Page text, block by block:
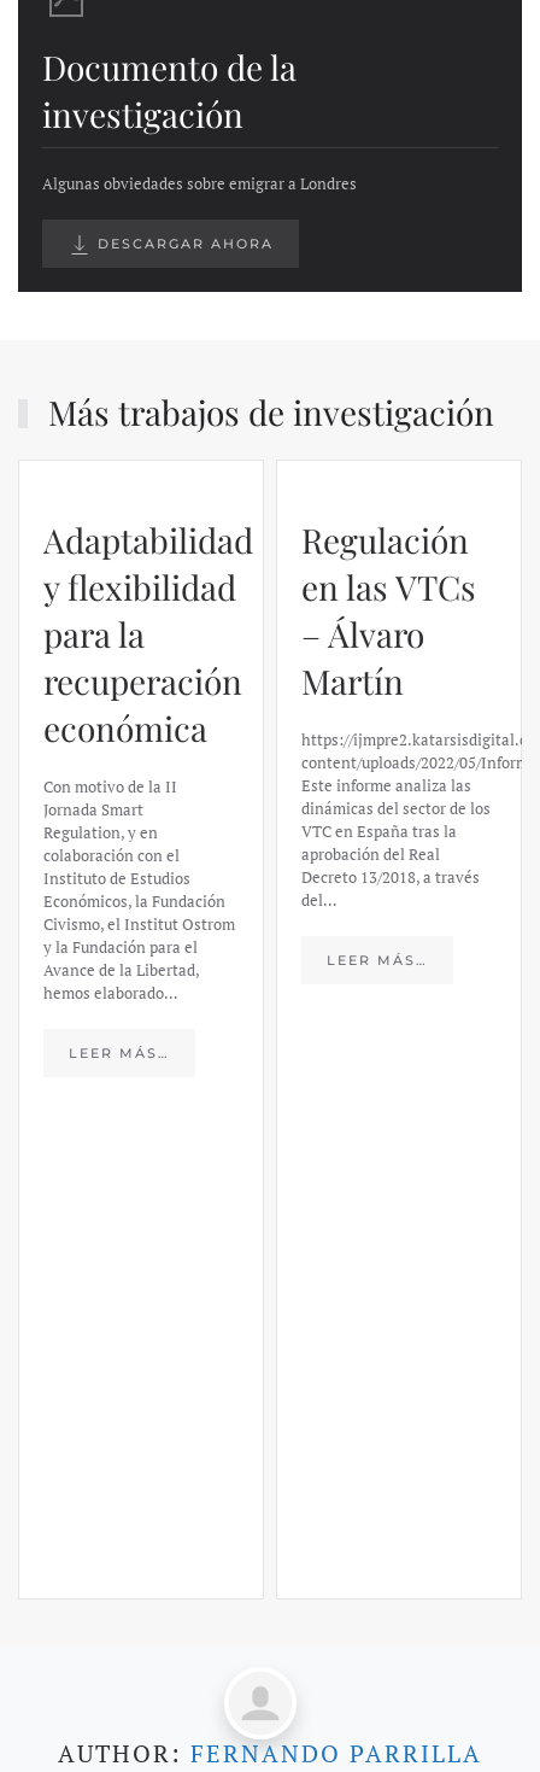
Documento de la
investigación
Algunas obviedades sobre emigrar a Londres
DESCARGAR AHORA
Más trabajos de investigación
Adaptabilidad
y flexibilidad
para la
recuperación
económica
Con motivo de la II
Jornada Smart
Regulation, y en
colaboración con el
Instituto de Estudios
Económicos, la Fundación
Civismo, el Institut Ostrom
y la Fundación para el
Avance de la Libertad,
hemos elaborado…
LEER MÁS…
Regulación
en las VTCs
– Álvaro
Martín
https://
content/uploads/2022/05/
Este informe analiza las
dinámicas del sector de los
VTC en España tras la
aprobación del Real
Decreto 13/2018, a través
del…
LEER MÁS…
AUTHOR: FERNANDO PARRILLA